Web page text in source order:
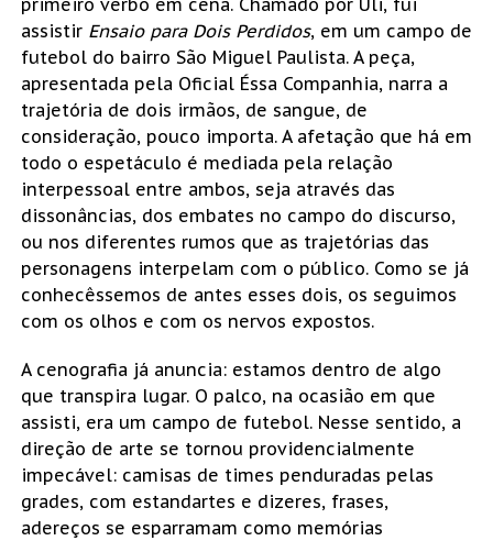
assistir Ensaio para Dois Perdidos, em um campo de
futebol do bairro São Miguel Paulista. A peça,
apresentada pela Oficial Éssa Companhia, narra a
trajetória de dois irmãos, de sangue, de
consideração, pouco importa. A afetação que há em
todo o espetáculo é mediada pela relação
interpessoal entre ambos, seja através das
dissonâncias, dos embates no campo do discurso,
ou nos diferentes rumos que as trajetórias das
personagens interpelam com o público. Como se já
conhecêssemos de antes esses dois, os seguimos
com os olhos e com os nervos expostos.
A cenografia já anuncia: estamos dentro de algo
que transpira lugar. O palco, na ocasião em que
assisti, era um campo de futebol. Nesse sentido, a
direção de arte se tornou providencialmente
impecável: camisas de times penduradas pelas
grades, com estandartes e dizeres, frases,
adereços se esparramam como memórias